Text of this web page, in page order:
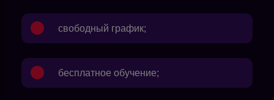
свободный график;
бесплатное обучение;